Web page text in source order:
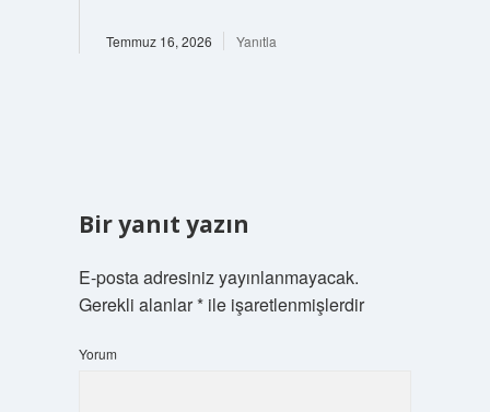
Temmuz 16, 2026 Yanıtla
Bir yanıt yazın
E-posta adresiniz yayınlanmayacak.
Gerekli alanlar*ile işaretlenmişlerdir
Yorum